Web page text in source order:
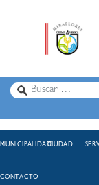
MUNICIPALIDADCIUDAD
CONTACTO